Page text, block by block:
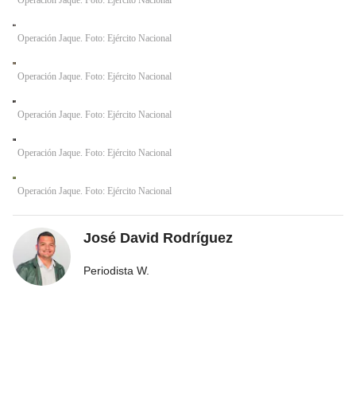
Operación Jaque. Foto: Ejército Nacional
Operación Jaque. Foto: Ejército Nacional
Operación Jaque. Foto: Ejército Nacional
Operación Jaque. Foto: Ejército Nacional
Operación Jaque. Foto: Ejército Nacional
José David Rodríguez
Periodista W.